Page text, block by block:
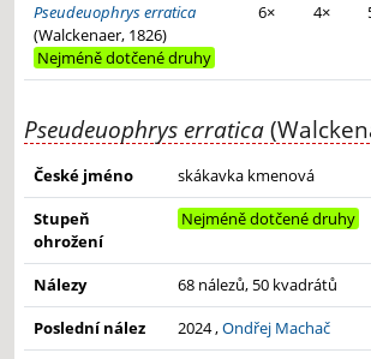
Pseudeuophrys erratica
(Walckenaer, 1826)
Nejméně dotčené druhy
6× 4×
Pseudeuophrys erratica
České jméno
skákavka kmenová
Stupeň
ohrožení
Nejméně dotčené druhy
Nálezy
68 nálezů, 50 kvadrátů
Poslední nález
2024 ,Ondřej Machač